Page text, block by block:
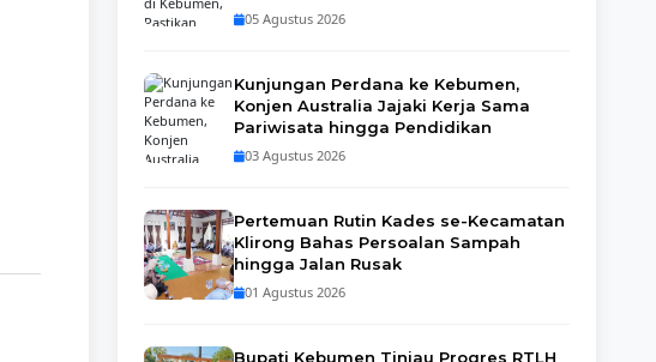
05 Agustus 2026
Kunjungan Perdana ke Kebumen,
Konjen Australia Jajaki Kerja Sama
Pariwisata hingga Pendidikan
03 Agustus 2026
Pertemuan Rutin Kades se-Kecamatan
Klirong Bahas Persoalan Sampah
hingga Jalan Rusak
01 Agustus 2026
Bupati Kebumen Tinjau Progres RTLH